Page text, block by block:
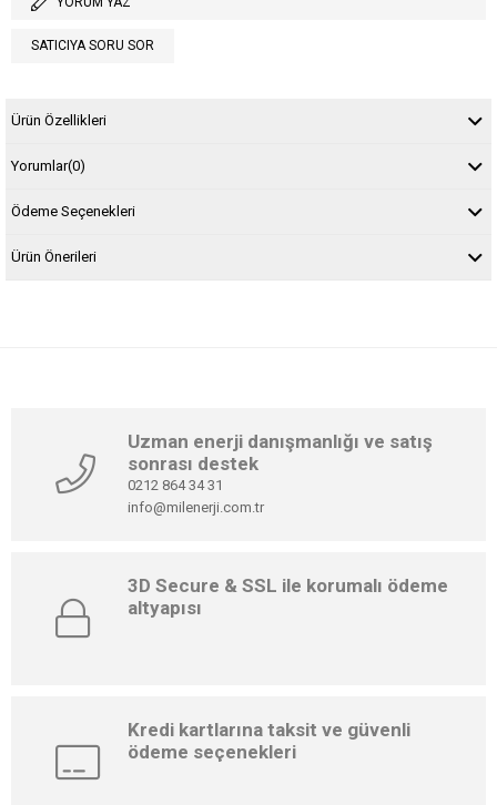
SATICIYA SORU SOR
Ürün Özellikleri
Yorumlar(0)
Ödeme Seçenekleri
Ürün Önerileri
Uzman enerji danışmanlığı ve satış
sonrası destek
0212 864 34 31
info@milenerji.com.tr
3D Secure & SSL ile korumalı ödeme
altyapısı
Kredi kartlarına taksit ve güvenli
ödeme seçenekleri